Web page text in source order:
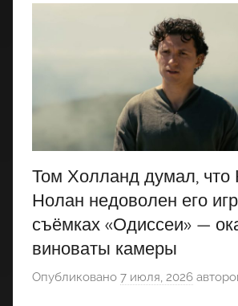
Вашего
Том Холланд думал, что
Нолан недоволен его
съёмках «Одиссеи» —
виноваты камеры
Опубликовано 7 июля, 2026